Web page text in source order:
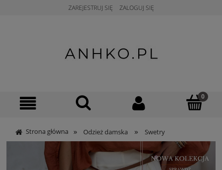
ZAREJESTRUJ SIĘ ZALOGUJ SIĘ
Strona główna » Odzież damska » Swetry